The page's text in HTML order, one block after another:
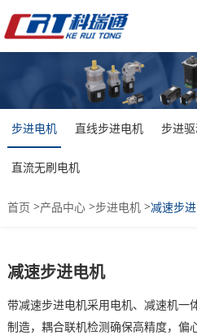
步进电机 直线步进电机 步进
直流无刷电机
首页 >产品中心>步进电机>减速步
减速步进电机
带减速步进电机采用电机、减速机一
制造，耦合联机检测确保高精度，偏